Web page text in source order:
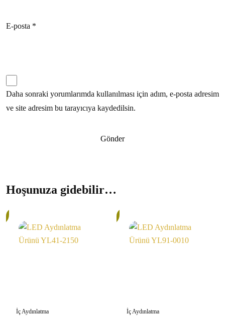
E-posta *
Daha sonraki yorumlarımda kullanılması için adım, e-posta adresim
ve site adresim bu tarayıcıya kaydedilsin.
Hoşunuza gidebilir…
İç Aydınlatma İç Aydınlatma